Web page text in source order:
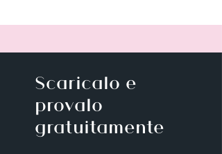
Scaricalo e
provalo
gratuitamente